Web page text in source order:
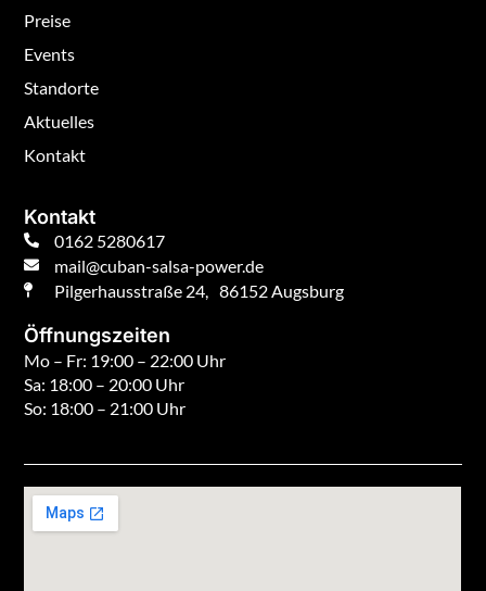
Preise
Events
Standorte
Aktuelles
Kontakt
Kontakt
0162 5280617
mail@cuban-salsa-power.de
Pilgerhausstraße 24, 86152 Augsburg
Öffnungszeiten
Mo – Fr: 19:00 – 22:00 Uhr
Sa: 18:00 – 20:00 Uhr
So: 18:00 – 21:00 Uhr